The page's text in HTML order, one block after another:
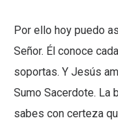
Por ello hoy puedo
Señor. Él conoce
soportas. Y Jesús
Sumo Sacerdote. La
sabes con certeza